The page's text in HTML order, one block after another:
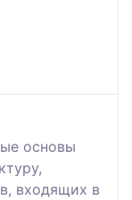
основы
входящих в